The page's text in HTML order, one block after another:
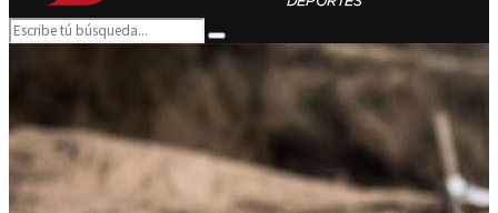
Search
for:
Search